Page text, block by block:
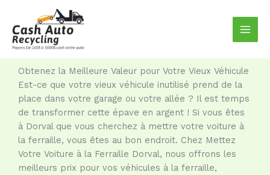
contenu
Obtenez la Meilleure Valeur pour Votre Vieux Véhicule
Est-ce que votre vieux véhicule inutilisé prend de la
place dans votre garage ou votre allée ? Il est temps
de transformer cette épave en argent ! Si vous êtes
à Dorval que vous cherchez à mettre votre voiture à
la ferraille, vous êtes au bon endroit. Chez Mettez
Votre Voiture à la Ferraille Dorval, nous offrons les
meilleurs prix pour vos véhicules à la ferraille,